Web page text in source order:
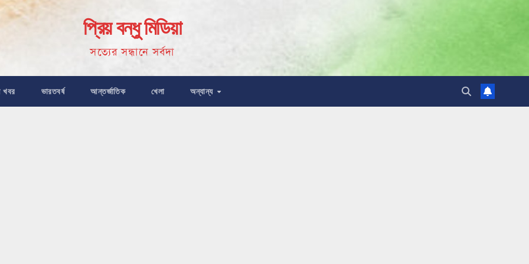
প্রিয় বন্ধু মিডিয়া
সত্যের সন্ধানে সর্বদা
খবর ভারতবর্ষ আন্তর্জাতিক খেলা অন্যান্য